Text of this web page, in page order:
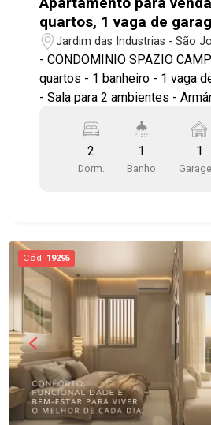
quartos, 1 vaga de
bairro Jardim das
Jardim das Industrias - São
- CONDOMINIO SPAZIO
quartos - 1 banheiro - 1 vaga
- Sala para 2 ambientes -
de festas - Churrasqueira -
gourmet - Bicicletário -
Estacionamento para
e diversos comércios locais.
infraestrutura completa e
Fácil acesso à Via Dutra e às
da cidade.
2
Dorm.
1
Banho
1
Cód. 19295